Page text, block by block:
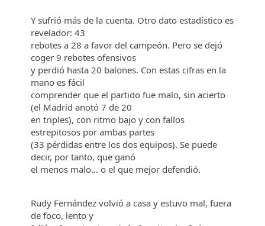
Y sufrió más de la cuenta. Otro dato estadístico es
revelador: 43
rebotes a 28 a favor del campeón. Pero se dejó
coger 9 rebotes ofensivos
y perdió hasta 20 balones. Con estas cifras en la
mano es fácil
comprender que el partido fue malo, sin acierto
(el Madrid anotó 7 de 20
en triples), con ritmo bajo y con fallos
estrepitosos por ambas partes
(33 pérdidas entre los dos equipos). Se puede
decir, por tanto, que ganó
el menos malo… o el que mejor defendió.
Rudy Fernández volvió a casa y estuvo mal, fuera
de foco, lento y